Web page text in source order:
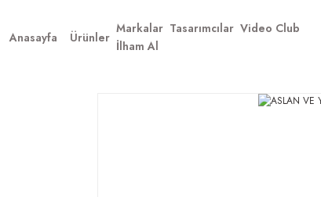
Anasayfa
Ürünler
Markalar Tasarımcılar Video Club
İlham Al